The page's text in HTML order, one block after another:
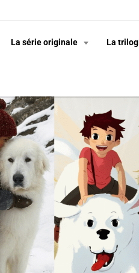
La série originale La